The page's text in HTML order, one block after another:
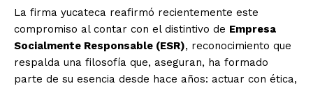
La firma yucateca reafirmó recientemente este
compromiso al contar con el distintivo de Empresa
Socialmente Responsable (ESR), reconocimiento que
respalda una filosofía que, aseguran, ha formado
parte de su esencia desde hace años: actuar con ética,